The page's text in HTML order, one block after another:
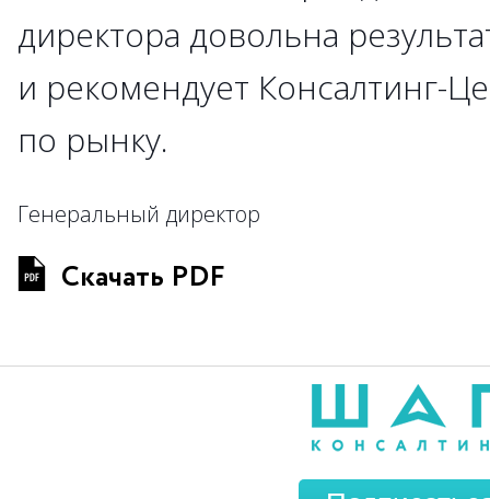
директора довольна
и рекомендует Консалтинг-
по рынку.
Генеральный директор
Скачать PDF